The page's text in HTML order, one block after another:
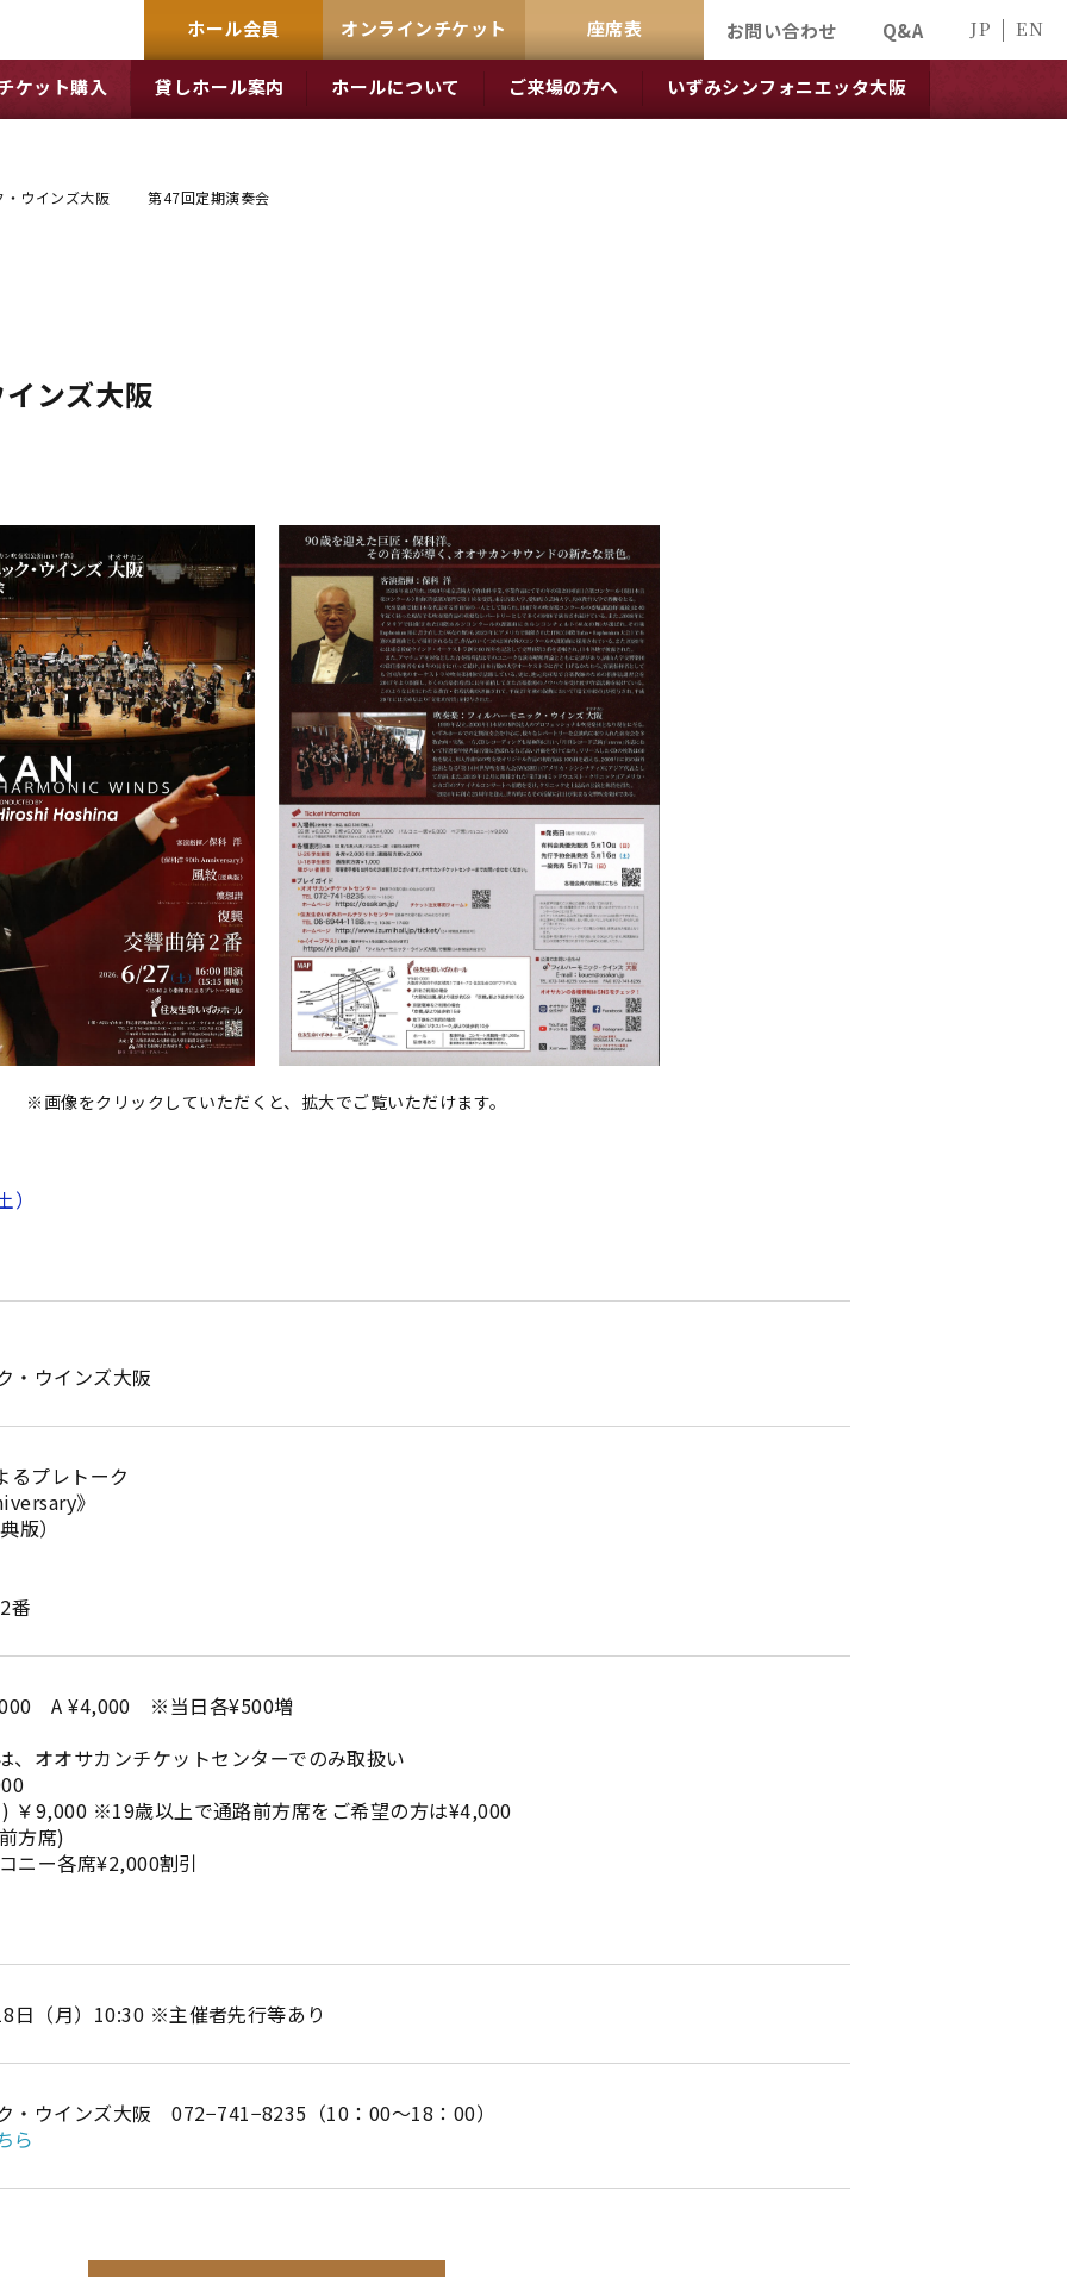
ホール会員 オンラインチケット 座席表 お問い合わせ Q&A JP EN
ケット購入 貸しホール案内 ホールについて ご来場の方へ いずみシンフォニエッタ大阪
・ウインズ大阪 第47回定期演奏会
インズ大阪
※画像をクリックしていただくと、拡大でご覧いただけます。
）
・ウインズ大阪
るプレトーク
》
版）
A ¥4,000 ※当日各¥500増
、オオサカンチケットセンターでのみ取扱い
￥9,000 ※19歳以上で通路前方席をご希望の方は¥4,000
方席)
ニー各席¥2,000割引
日（月）10:30 ※主催者先行等あり
・ウインズ大阪 072−741−8235（10：00～18：00）
ら